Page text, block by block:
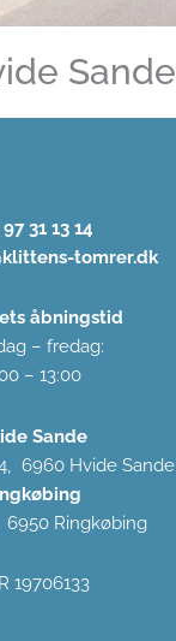
Sande
31 13 14
tomrer.dk
åbningstid
– fredag:
– 13:00
Sande
6960 Hvide Sande
6950 Ringkøbing
19706133